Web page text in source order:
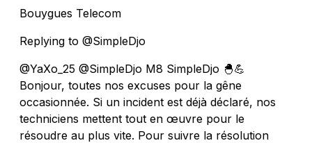
Bouygues Telecom
Replying to @SimpleDjo
@YaXo_25 @SimpleDjo M8 SimpleDjo 🐣💪
Bonjour, toutes nos excuses pour la gêne
occasionnée. Si un incident est déjà déclaré, nos
techniciens mettent tout en œuvre pour le
résoudre au plus vite. Pour suivre la résolution